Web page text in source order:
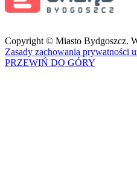
Copyright © Miasto Bydgoszcz.
Zasady zachowania prywatności
PRZEWIŃ DO GÓRY